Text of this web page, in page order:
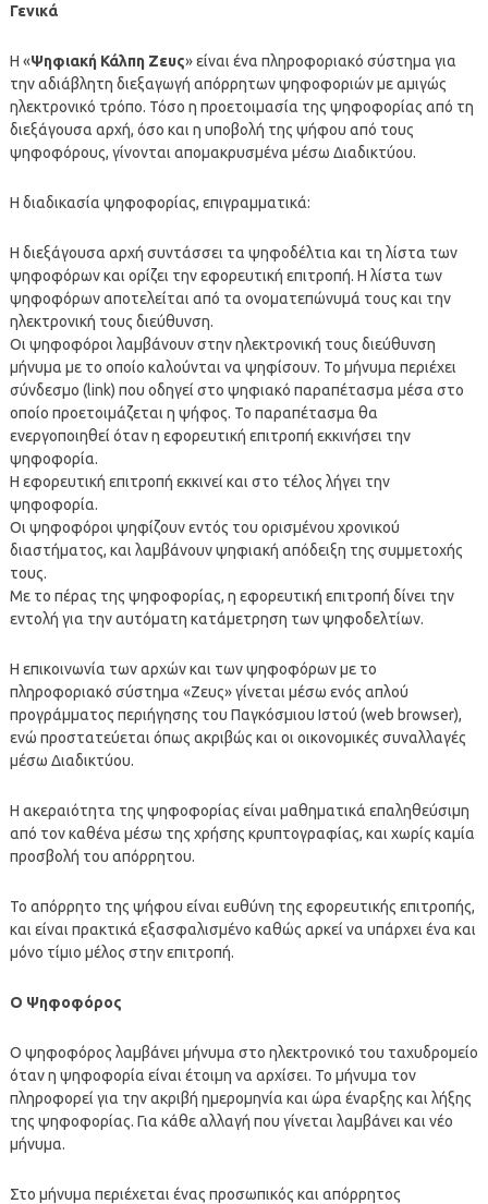
Γενικά
Η «Ψηφιακή Κάλπη Ζευς» είναι ένα πληροφοριακό σύστημα για
την αδιάβλητη διεξαγωγή απόρρητων ψηφοφοριών με αμιγώς
ηλεκτρονικό τρόπο. Τόσο η προετοιμασία της ψηφοφορίας από τη
διεξάγουσα αρχή, όσο και η υποβολή της ψήφου από τους
ψηφοφόρους, γίνονται απομακρυσμένα μέσω Διαδικτύου.
Η διαδικασία ψηφοφορίας, επιγραμματικά:
Η διεξάγουσα αρχή συντάσσει τα ψηφοδέλτια και τη λίστα των
ψηφοφόρων και ορίζει την εφορευτική επιτροπή. Η λίστα των
ψηφοφόρων αποτελείται από τα ονοματεπώνυμά τους και την
ηλεκτρονική τους διεύθυνση.
Οι ψηφοφόροι λαμβάνουν στην ηλεκτρονική τους διεύθυνση
μήνυμα με το οποίο καλούνται να ψηφίσουν. Το μήνυμα περιέχει
σύνδεσμο (link) που οδηγεί στο ψηφιακό παραπέτασμα μέσα στο
οποίο προετοιμάζεται η ψήφος. Το παραπέτασμα θα
ενεργοποιηθεί όταν η εφορευτική επιτροπή εκκινήσει την
ψηφοφορία.
Η εφορευτική επιτροπή εκκινεί και στο τέλος λήγει την
ψηφοφορία.
Οι ψηφοφόροι ψηφίζουν εντός του ορισμένου χρονικού
διαστήματος, και λαμβάνουν ψηφιακή απόδειξη της συμμετοχής
τους.
Με το πέρας της ψηφοφορίας, η εφορευτική επιτροπή δίνει την
εντολή για την αυτόματη κατάμετρηση των ψηφοδελτίων.
Η επικοινωνία των αρχών και των ψηφοφόρων με το
πληροφοριακό σύστημα «Ζευς» γίνεται μέσω ενός απλού
προγράμματος περιήγησης του Παγκόσμιου Ιστού (web browser),
ενώ προστατεύεται όπως ακριβώς και οι οικονομικές συναλλαγές
μέσω Διαδικτύου.
Η ακεραιότητα της ψηφοφορίας είναι μαθηματικά επαληθεύσιμη
από τον καθένα μέσω της χρήσης κρυπτογραφίας, και χωρίς καμία
προσβολή του απόρρητου.
Το απόρρητο της ψήφου είναι ευθύνη της εφορευτικής επιτροπής,
και είναι πρακτικά εξασφαλισμένο καθώς αρκεί να υπάρχει ένα και
μόνο τίμιο μέλος στην επιτροπή.
Ο Ψηφοφόρος
Ο ψηφοφόρος λαμβάνει μήνυμα στο ηλεκτρονικό του ταχυδρομείο
όταν η ψηφοφορία είναι έτοιμη να αρχίσει. Το μήνυμα τον
πληροφορεί για την ακριβή ημερομηνία και ώρα έναρξης και λήξης
της ψηφοφορίας. Για κάθε αλλαγή που γίνεται λαμβάνει και νέο
μήνυμα.
Στο μήνυμα περιέχεται ένας προσωπικός και απόρρητος